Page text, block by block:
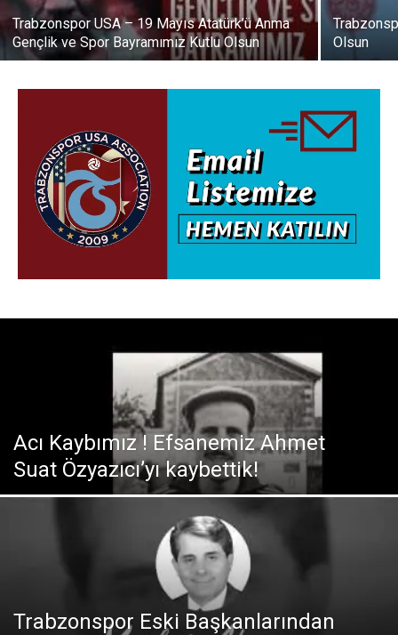
Trabzonspor USA – 19 Mayıs Atatürk’ü Anma
Gençlik ve Spor Bayramımız Kutlu Olsun
Olsun
Acı Kaybımız ! Efsanemiz Ahmet
Suat Özyazıcı’yı kaybettik!
Trabzonspor Eski Başkanlarından